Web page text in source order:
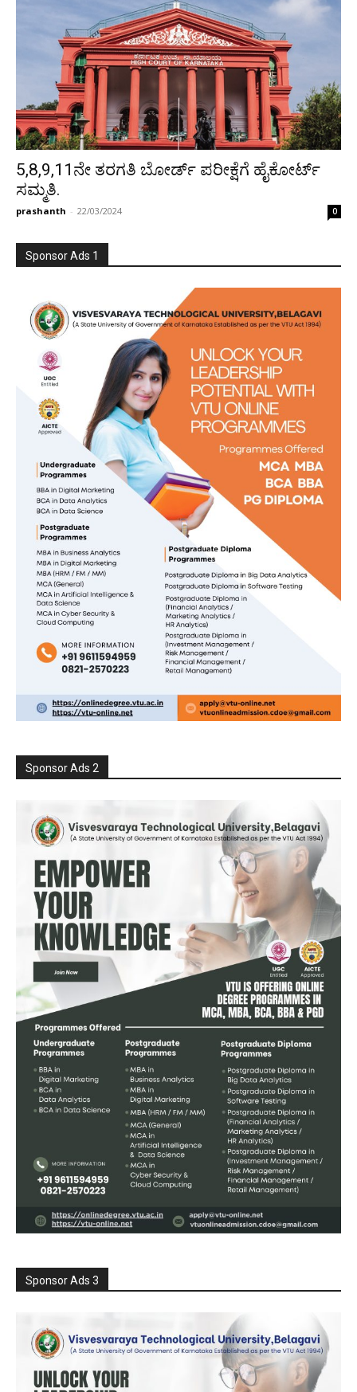
5,8,9,11ನೇ ತರಗತಿ ಬೋರ್ಡ್ ಪರೀಕ್ಷೆಗೆ ಹೈಕೋರ್ಟ್
ಸಮ್ಮತಿ.
prashanth - 22/03/2024 0
Sponsor Ads 1
Sponsor Ads 2
Sponsor Ads 3